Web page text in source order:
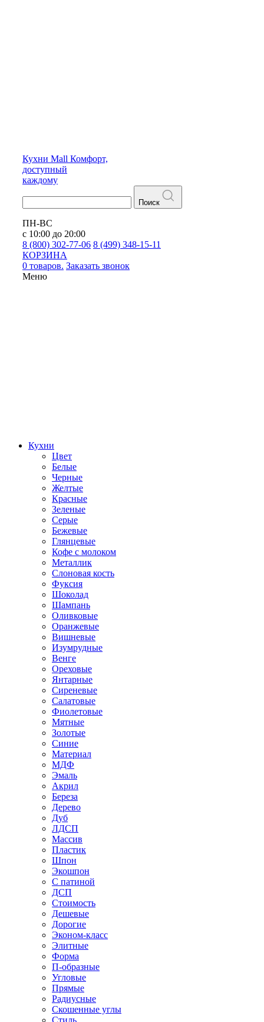
Кухни Mall Комфорт,
доступный
каждому
Поиск
ПН-ВС
с 10:00 до 20:00
8 (800) 302-77-06 8 (499) 348-15-11
КОРЗИНА
0 товаров. Заказать звонок
Меню
Кухни
Цвет
Белые
Черные
Желтые
Красные
Зеленые
Серые
Бежевые
Глянцевые
Кофе с молоком
Металлик
Слоновая кость
Фуксия
Шоколад
Шампань
Оливковые
Оранжевые
Вишневые
Изумрудные
Венге
Ореховые
Янтарные
Сиреневые
Салатовые
Фиолетовые
Мятные
Золотые
Синие
Материал
МДФ
Эмаль
Акрил
Береза
Дерево
Дуб
ЛДСП
Массив
Пластик
Шпон
Экошпон
С патиной
ДСП
Стоимость
Дешевые
Дорогие
Эконом-класс
Элитные
Форма
П-образные
Угловые
Прямые
Радиусные
Скошенные углы
Стиль